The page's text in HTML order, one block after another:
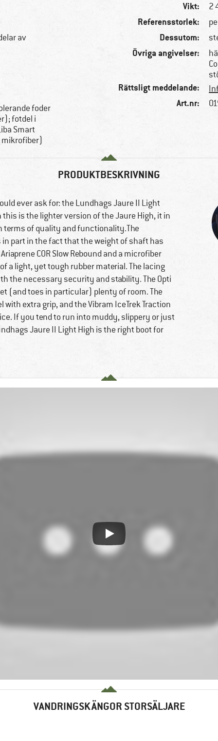
av
foder
fotdel i
Smart
Vikt: 2
Referensstorlek:
Dessutom:
Övriga angivelser:
Rättsligt meddelande:
Art.nr:
PRODUKTBESKRIVNING
ever ask for: the Lundhags Jaure II Light
is the lighter version of the Jaure High, it in
terms of quality and functionality.The
part in the fact that the weight of shaft has
COR Slow Rebound and a microfiber
a light, yet tough rubber material. The lacing
the necessary security and stability. The Opti
(and toes in particular) plenty of room. The
extra grip, and the Vibram IceTrek Traction
If you tend to run into muddy, slippery or just
Jaure II Light High is the right boot for
VANDRINGSKÄNGOR STORSÄLJARE